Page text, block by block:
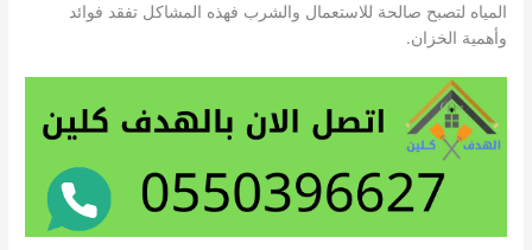
المياه لتصبح صالحة للاستعمال والشرب فهذه المشاكل تفقد فوائد
وأهمية الخزان.